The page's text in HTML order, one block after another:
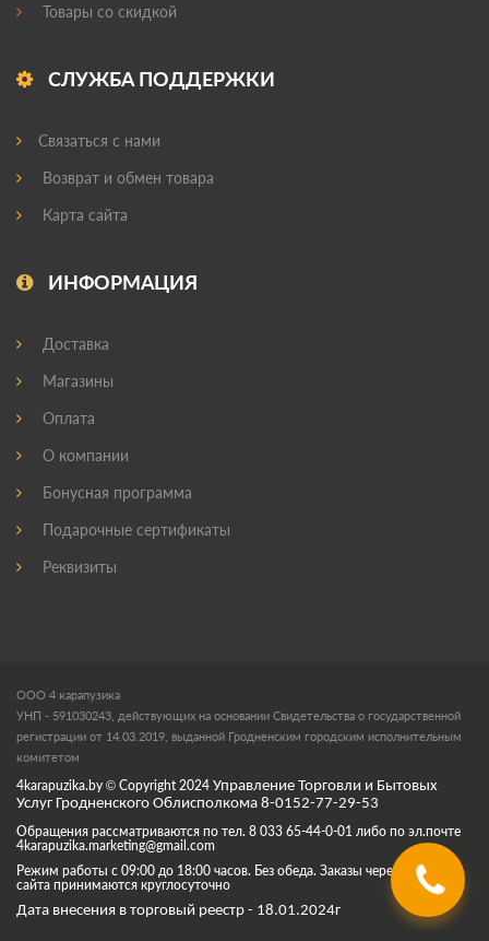
Товары со скидкой
СЛУЖБА ПОДДЕРЖКИ
Связаться с нами
Возврат и обмен товара
Карта сайта
ИНФОРМАЦИЯ
Доставка
Магазины
Оплата
О компании
Бонусная программа
Подарочные сертификаты
Реквизиты
ООО 4 карапузика
УНП - 591030243, действующих на основании Свидетельства о государственной
регистрации от 14.03.2019, выданной Гродненским городским исполнительным
комитетом
4karapuzika.by © Copyright 2024 Управление Торговли и Бытовых
Услуг Гродненского Облисполкома 8-0152-77-29-53
Обращения рассматриваются по тел. 8 033 65-44-0-01 либо по эл.почте
4karapuzika.marketing@gmail.com
Режим работы с 09:00 до 18:00 часов. Без обеда. Заказы через корзину
сайта принимаются круглосуточно
Дата внесения в торговый реестр - 18.01.2024г